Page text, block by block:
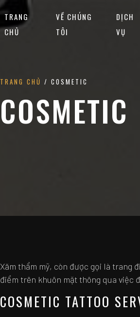
TRANG
CHỦ
VỀ CHÚNG
TÔI
DỊCH
VỤ
TRANG CHỦ / COSMETIC
COSMETIC
Xăm thẩm mỹ, còn được gọi là trang
điểm trên khuôn mặt thông qua việc
COSMETIC TATTOO